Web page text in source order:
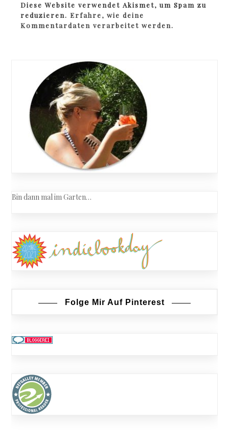
Diese Website verwendet Akismet, um Spam zu
reduzieren.Erfahre, wie deine
Kommentardaten verarbeitet werden.
Bin dann mal im Garten…
Folge Mir Auf Pinterest